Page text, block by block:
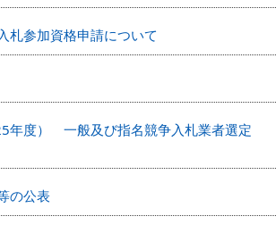
札参加資格申請について
年度） 一般及び指名競争入札業者選定
の公表